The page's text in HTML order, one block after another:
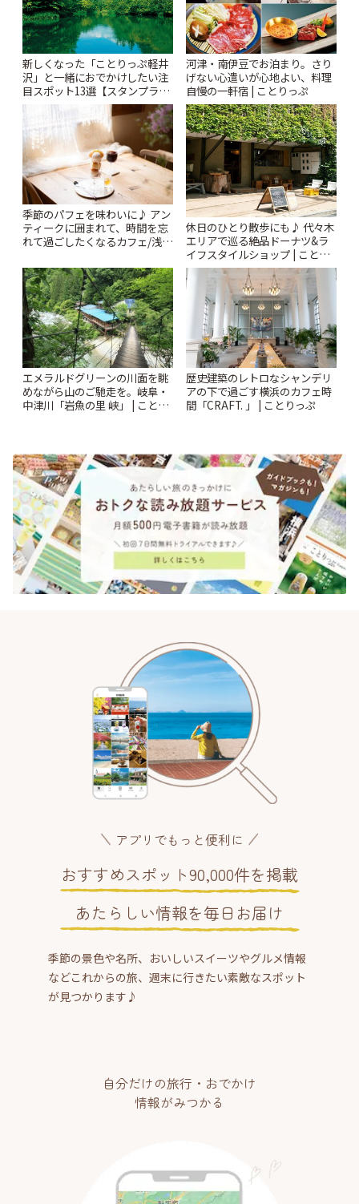
新しくなった「ことりっぷ軽井
沢」と一緒におでかけしたい注
目スポット13選【スタンプラリ
ー開催中】 | ことりっぷ
河津・南伊豆でお泊まり。さり
げない心遣いが心地よい、料理
自慢の一軒宿 | ことりっぷ
季節のパフェを味わいに♪ アン
ティークに囲まれて、時間を忘
れて過ごしたくなるカフェ/浅草
休日のひとり散歩にも♪ 代々木
エリアで巡る絶品ドーナツ&ラ
イフスタイルショップ | ことり
っぷ
エメラルドグリーンの川面を眺
めながら山のご馳走を。岐阜・
中津川「岩魚の里 峡」 | ことり
歴史建築のレトロなシャンデリ
アの下で過ごす横浜のカフェ時
間「CRAFT. 」 | ことりっぷ
アプリでもっと便利に
おすすめスポット90,000件を掲載
あたらしい情報を毎日お届け
季節の景色や名所、おいしいスイーツやグルメ情報
などこれからの旅、週末に行きたい素敵なスポット
が見つかります♪
自分だけの旅行・おでかけ
情報がみつかる